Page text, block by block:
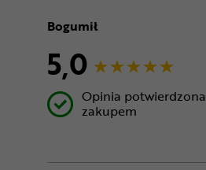
Bogumił
5,0
Opinia potwierdzona
zakupem